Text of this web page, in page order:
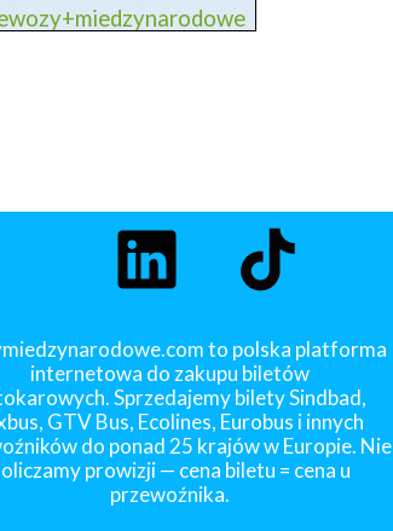
to polska platforma
internetowa do zakupu biletów
Sprzedajemy bilety Sindbad,
GTV Bus, Ecolines, Eurobus i innych
do ponad 25 krajów w Europie. Nie
prowizji — cena biletu = cena u
przewoźnika.